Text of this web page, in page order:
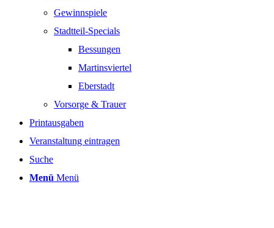
Gewinnspiele
Stadtteil-Specials
Bessungen
Martinsviertel
Eberstadt
Vorsorge & Trauer
Printausgaben
Veranstaltung eintragen
Suche
Menü Menü